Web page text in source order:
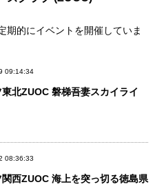
期的にイベントを開催していま
09:14:34
東北ZUOC 磐梯吾妻スカイライ
08:36:33
関西ZUOC 海上を突っ切る徳島県